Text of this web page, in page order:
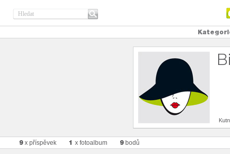
9 x příspěvek 1 x fotoalbum 9 bodů